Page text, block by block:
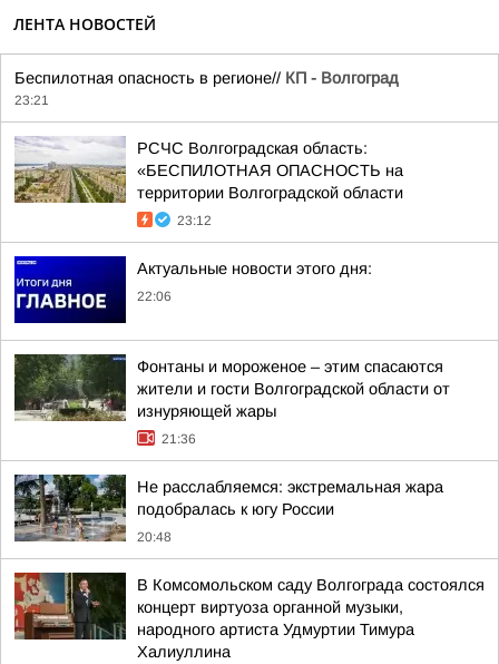
ЛЕНТА НОВОСТЕЙ
Беспилотная опасность в регионе// КП - Волгоград
23:21
РСЧС Волгоградская область:
«БЕСПИЛОТНАЯ ОПАСНОСТЬ на
территории Волгоградской области
23:12
Актуальные новости этого дня:
22:06
Фонтаны и мороженое – этим спасаются
жители и гости Волгоградской области от
изнуряющей жары
21:36
Не расслабляемся: экстремальная жара
подобралась к югу России
20:48
В Комсомольском саду Волгограда состоялся
концерт виртуоза органной музыки,
народного артиста Удмуртии Тимура
Халиуллина